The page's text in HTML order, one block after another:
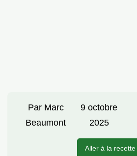
Par Marc
Beaumont
9 octobre
2025
Aller à la recette